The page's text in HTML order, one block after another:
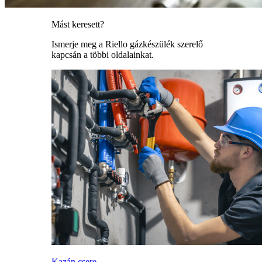
Mást keresett?
Ismerje meg a Riello gázkészülék szerelő
kapcsán a többi oldalainkat.